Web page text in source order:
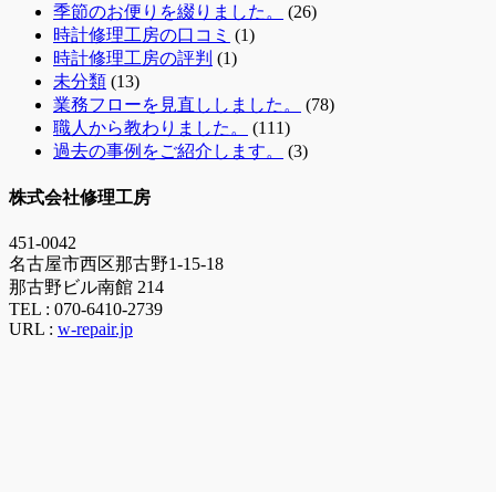
季節のお便りを綴りました。
(26)
時計修理工房の口コミ (1)
時計修理工房の評判 (1)
未分類 (13)
業務フローを見直ししました。
(78)
職人から教わりました。
(111)
過去の事例をご紹介します。
(3)
株式会社修理工房
451-0042
名古屋市西区那古野1-15-18
那古野ビル南館 214
TEL : 070-6410-2739
URL : w-repair.jp